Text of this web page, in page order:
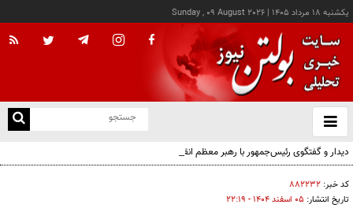
يکشنبه ۱۸ مرداد ۱۴۰۵ |
Sunday , 09 August 2026
باز
و
دیدار و گفتگوی رئیس‌جمهور با رهبر معظم انقلاب درباره مسائل اقتصادی و نظامی کشور
کد خبر: ۸۸۲۲۳۲
تاریخ انتشار: ۰۵ اسفند ۱۴۰۴ - ۲۲:۱۹